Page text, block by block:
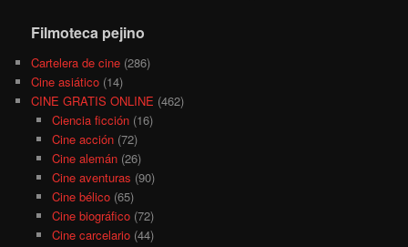
Filmoteca pejino
Cartelera de cine (286)
Cine asiático (14)
CINE GRATIS ONLINE (462)
Ciencia ficción(16)
Cine acción(72)
Cine alemán(26)
Cine aventuras (90)
Cine bélico(65)
Cine biográfico(72)
Cine carcelario(44)